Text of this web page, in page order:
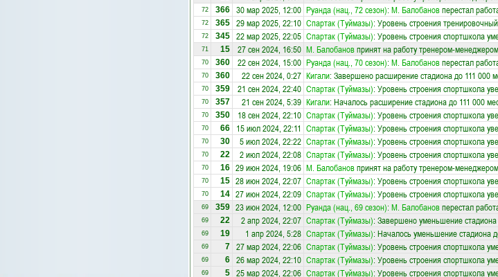
72 366 30 мар 2025, 12:00 Руанда (нац., 72 сезон): М. Балобановперестал
72 365 29 мар 2025, 22:10 Спартак (Туймазы): Уровень строения
72 345 22 мар 2025, 22:05 Спартак (Туймазы): Уровень строения спортшкола
71 15 27 сен 2024, 16:50 М. Балобановпринят на работу тренером-
70 360 22 сен 2024, 15:00 Руанда (нац., 70 сезон): М. Балобановперестал
70 360 22 сен 2024, 0:27 Кигали: Завершено расширение стадиона до 111 000
70 359 21 сен 2024, 22:40 Спартак (Туймазы): Уровень строения спортшкола
70 357 21 сен 2024, 5:39 Кигали: Началось расширение стадиона до 111 000
70 350 18 сен 2024, 22:10 Спартак (Туймазы): Уровень строения спортшкола
70 66 15 июл 2024, 22:11 Спартак (Туймазы): Уровень строения спортшкола
70 30 5 июл 2024, 22:22 Спартак (Туймазы): Уровень строения спортшкола
70 22 2 июл 2024, 22:08 Спартак (Туймазы): Уровень строения спортшкола
70 16 29 июн 2024, 19:06 М. Балобановпринят на работу тренером-
70 15 28 июн 2024, 22:07 Спартак (Туймазы): Уровень строения спортшкола
70 14 27 июн 2024, 22:09 Спартак (Туймазы): Уровень строения спортшкола
69 359 23 июн 2024, 12:00 Руанда (нац., 69 сезон): М. Балобановперестал
69 22 2 апр 2024, 22:07 Спартак (Туймазы): Завершено уменьшение
69 19 1 апр 2024, 5:28 Спартак (Туймазы): Началось уменьшение стадиона
69 7 27 мар 2024, 22:06 Спартак (Туймазы): Уровень строения спортшкола
69 6 26 мар 2024, 22:10 Спартак (Туймазы): Уровень строения спортшкола
69 5 25 мар 2024, 22:06 Спартак (Туймазы): Уровень строения спортшкола